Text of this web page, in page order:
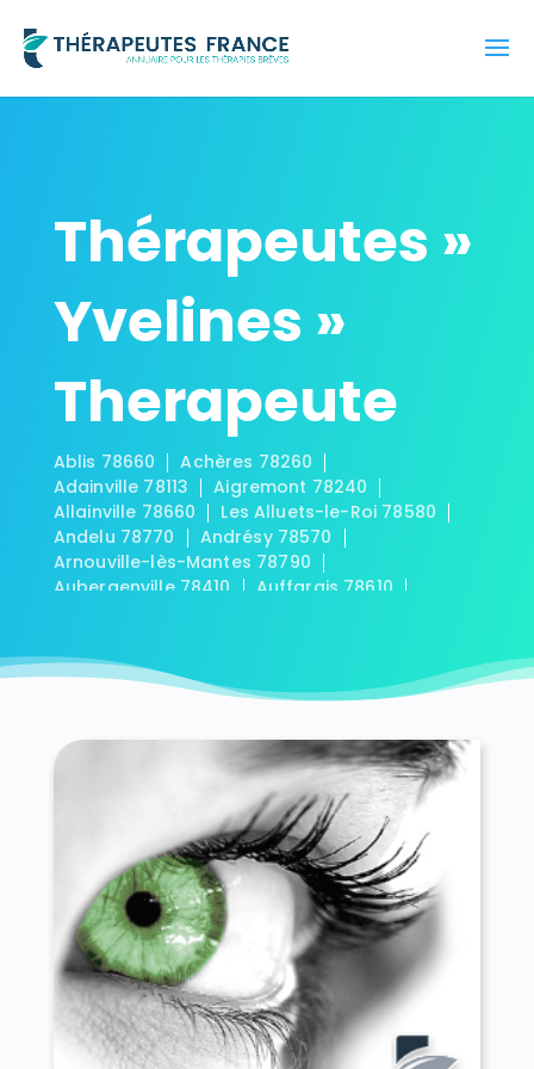
Thérapeutes »
Yvelines »
Therapeute
Ablis 78660
Achères 78260
Adainville 78113
Aigremont 78240
Allainville 78660
Les Alluets-le-Roi 78580
Andelu 78770
Andrésy 78570
Arnouville-lès-Mantes 78790
Aubergenville 78410
Auffargis 78610
Autouillet 78770
Bazainville 78550
Bazemont 78580
Béhoust 78910
Bennecourt 78270
Beynes 78650
Blaru 78270
Boinville-en-Mantois 78930
Boinville-le-Gaillard 78660
Boinvilliers 78200
Bois-d'Arcy 78390
Boissets 78910
La Boissière-École 78125
Boissy-Mauvoisin 78200
Boissy-sans-Avoir 78490
Bonnelles 78830
Bonnières-sur-Seine 78270
Bouafle 78410
Bougival 78380
Bourdonné 78113
Breuil-Bois-Robert 78930
Bréval 78980
Les Bréviaires 78610
Brueil-en-Vexin 78440
Buc 78530
Buchelay 78200
Bullion 78830
Carrières-sous-Poissy 78955